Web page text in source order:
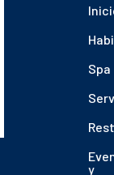
Spa
y